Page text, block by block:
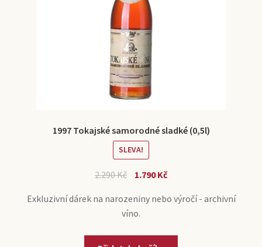
1997 Tokajské samorodné sladké (0,5l)
SLEVA!
2.290Kč 1.790Kč
Exkluzivní dárek na narozeniny nebo výročí - archivní
víno.